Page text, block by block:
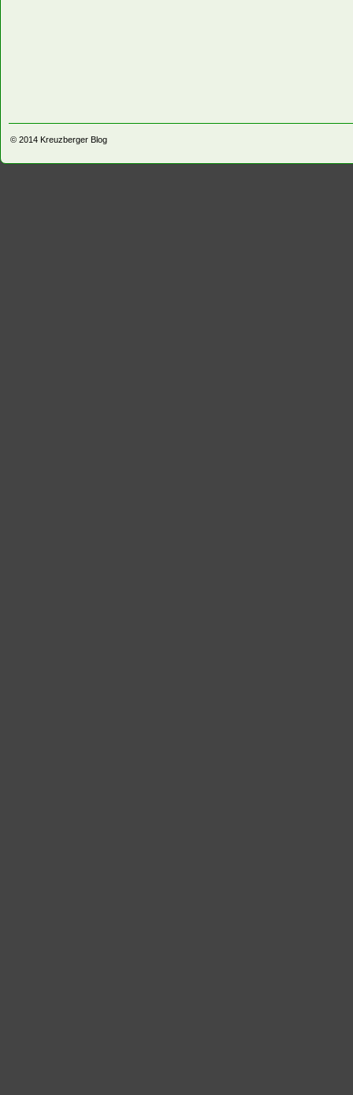
© 2014 Kreuzberger Blog